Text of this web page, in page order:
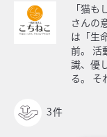
「猫
さんの
は「生
前。 活
識、優
る。 そ
3件